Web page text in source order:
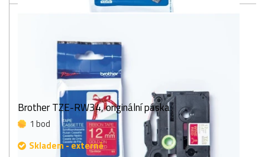
Brother TZE-RW34, originální páska
1 bod
Skladem - externě